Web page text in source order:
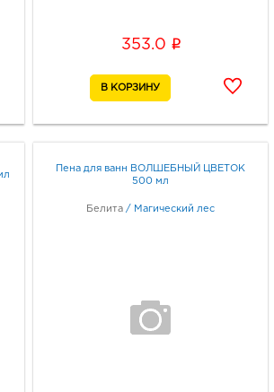
353.0 i
Пена для ванн ВОЛШЕБНЫЙ ЦВЕТОК
500 мл
Белита / Магический лес